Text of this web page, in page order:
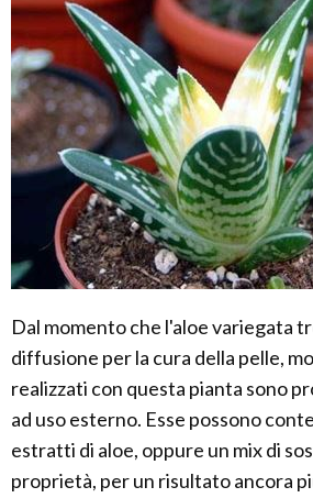
Dal momento che l'aloe variegata
diffusione per la cura della pelle,
realizzati con questa pianta sono
ad uso esterno. Esse possono
estratti di aloe, oppure un mix di
proprietà, per un risultato ancora